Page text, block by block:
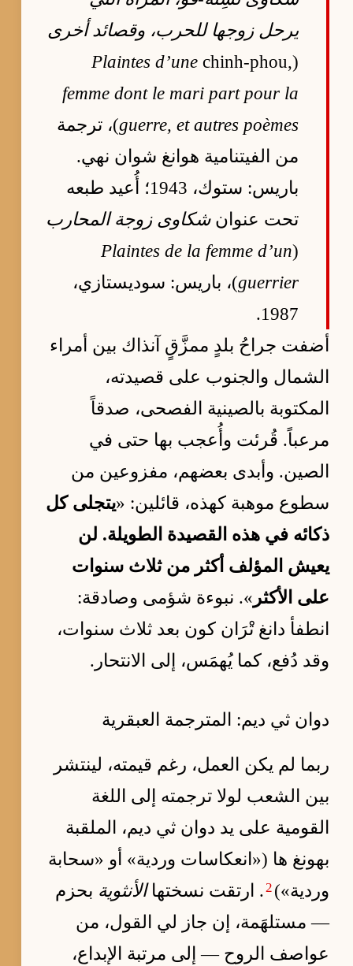
يرحل زوجها للحرب، وقصائد أخرى
(
Plaintes d’une chinh-phou,
femme dont le mari part pour la
guerre, et autres poèmes)، ترجمة
من الفيتنامية هوانغ شوان نهي.
باريس: ستوك، 1943؛ أُعيد طبعه
تحت عنوانشكاوى زوجة المحارب
(
Plaintes de la femme d’un
guerrier)، باريس: سوديستازي،
1987.
أضفت جراحُ بلدٍ ممزَّقٍ آنذاك بين أمراء
الشمال والجنوب على قصيدته،
المكتوبة بالصينية الفصحى، صدقاً
مرعباً. قُرئت وأُعجب بها حتى في
الصين. وأبدى بعضهم، مفزوعين من
سطوع موهبة كهذه، قائلين: «يتجلى كل
ذكائه في هذه القصيدة الطويلة. لن
يعيش المؤلف أكثر من ثلاث سنوات
على الأكثر ». نبوءة شؤمى وصادقة:
انطفأ دانغ تْرَان كون بعد ثلاث سنوات،
وقد دُفع، كما يُهمَس، إلى الانتحار.
دوان ثي ديم: المترجمة العبقرية
ربما لم يكن العمل، رغم قيمته، لينتشر
بين الشعب لولا ترجمته إلى اللغة
القومية على يد دوان ثي ديم، الملقبة
بهونغ ها («انعكاسات وردية» أو «سحابة
وردية») 2. ارتقت نسختهاالأنثوية بحزم
— مستلهَمة، إن جاز لي القول، من
عواصف الروح — إلى مرتبة الإبداع،